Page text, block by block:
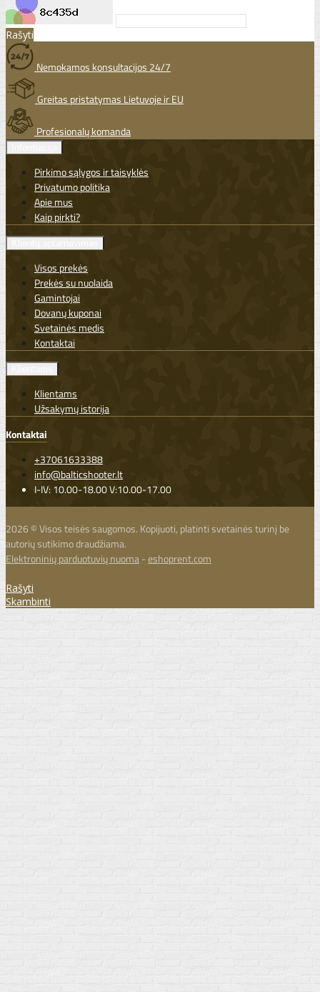
Rašyti
Nemokamos konsultacijos 24/7
Greitas pristatymas Lietuvoje ir EU
Profesionalų komanda
Pirkimo sąlygos ir taisyklės
Privatumo politika
Apie mus
Kaip pirkti?
Visos prekės
Prekės su nuolaida
Gamintojai
Dovanų kuponai
Svetainės medis
Kontaktai
Klientams
Užsakymų istorija
Kontaktai
+37061633388
info@balticshooter.lt
I-IV: 10.00-18.00 V:10.00-17.00
2026 © Visos teisės saugomos. Kopijuoti, platinti svetainės turinį be
autorių sutikimo draudžiama.
Elektroninių parduotuvių nuoma-eshoprent.com
Rašyti
Skambinti